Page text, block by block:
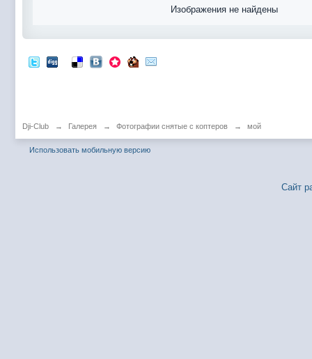
Изображения не найдены
Dji-Club → Галерея → Фотографии снятые с коптеров → мой
Использовать мобильную версию
Сайт